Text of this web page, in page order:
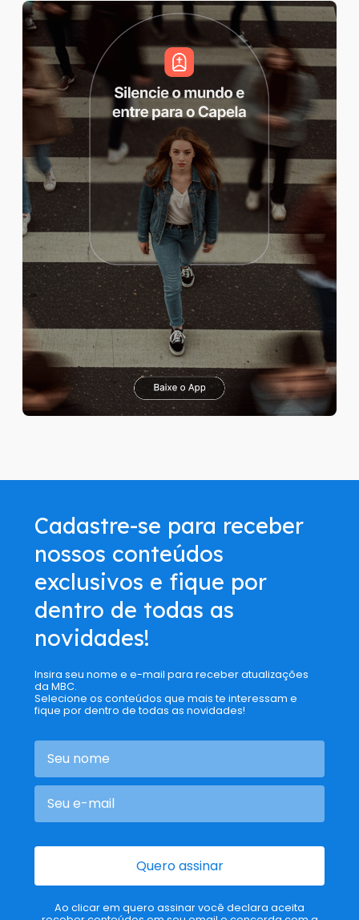
Cadastre-se para receber
nossos conteúdos
exclusivos e fique por
dentro de todas as
novidades!
Insira seu nome e e-mail para receber atualizações
da MBC.
Selecione os conteúdos que mais te interessam e
fique por dentro de todas as novidades!
Quero assinar
Ao clicar em quero assinar você declara aceita